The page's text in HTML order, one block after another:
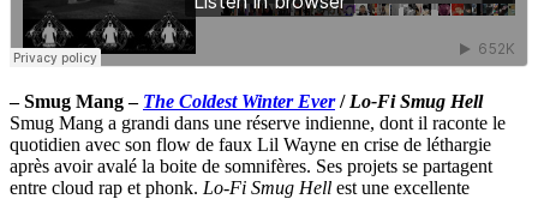
– Smug Mang – The Coldest Winter Ever/ Lo-Fi Smug Hell
Smug Mang a grandi dans une réserve indienne, dont il raconte le
quotidien avec son flow de faux Lil Wayne en crise de léthargie
après avoir avalé la boite de somnifères. Ses projets se partagent
entre cloud rap et phonk. Lo-Fi Smug Hell est une excellente